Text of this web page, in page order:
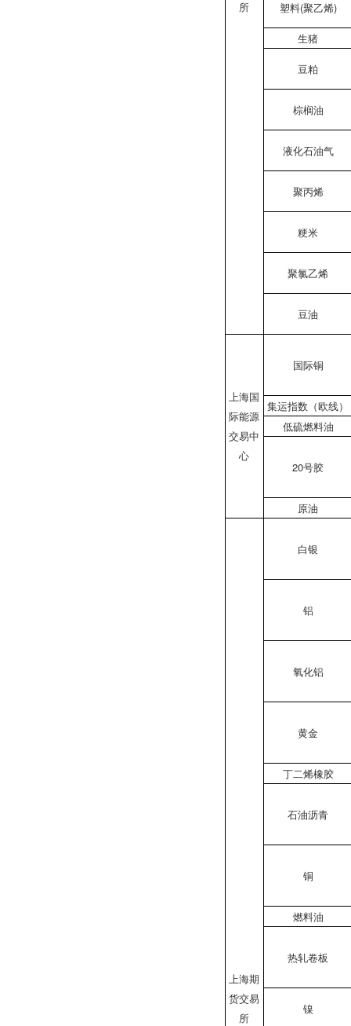
所 塑料(聚乙烯)
生猪
豆粕
棕榈油
液化石油气
聚丙烯
粳米
聚氯乙烯
豆油
上海国
际能源
交易中
心
国际铜
集运指数（欧线）
低硫燃料油
20号胶
原油
上海期
货交易
所
白银
铝
氧化铝
黄金
丁二烯橡胶
石油沥青
铜
燃料油
热轧卷板
镍